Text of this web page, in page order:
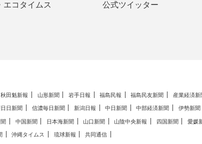
エコタイムス
公式ツイッター
秋田魁新報 山形新聞 岩手日報 福島民報 福島民友新聞 産業経済新
日新聞 信濃毎日新聞 新潟日報 中日新聞 中部経済新聞 伊勢新聞
中国新聞 日本海新聞 山口新聞 山陰中央新報 四国新聞 愛媛
沖縄タイムス 琉球新報 共同通信